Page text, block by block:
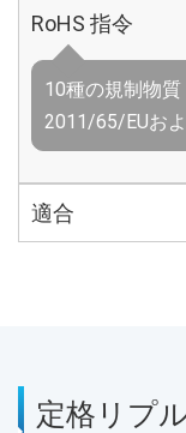
RoHS 指令
10種の規制物質
2011/65/EUお
適合
定格リプ